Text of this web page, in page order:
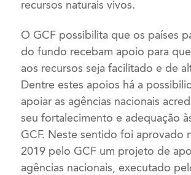
recursos naturais vivos.
O GCF possibilita que os países
do fundo recebam apoio para
aos recursos seja facilitado e de
Dentre estes apoios há a
apoiar as agências nacionais
seu fortalecimento e adequação
GCF. Neste sentido foi aprovado
2019 pelo GCF um projeto de
agências nacionais, executado